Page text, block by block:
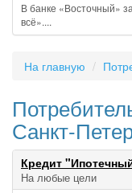
В банке «Восточный»
всё»....
На главную
Санкт-
Кредит
На любые цели